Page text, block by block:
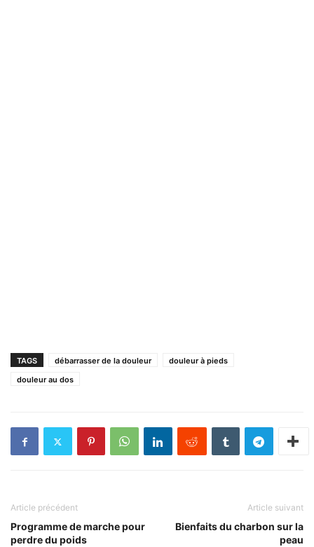
TAGS débarrasser de la douleur
douleur à pieds
douleur au dos
Article précédent
Programme de marche pour
perdre du poids
Article suivant
Bienfaits du charbon sur la
peau